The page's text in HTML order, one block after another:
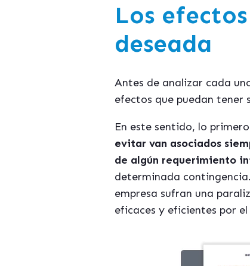
Los
deseada
Antes de analizar cada
efectos que puedan tener
En este sentido, lo
evitar van asociados
de algún requerimiento
determinada
empresa sufran una
eficaces y eficientes por